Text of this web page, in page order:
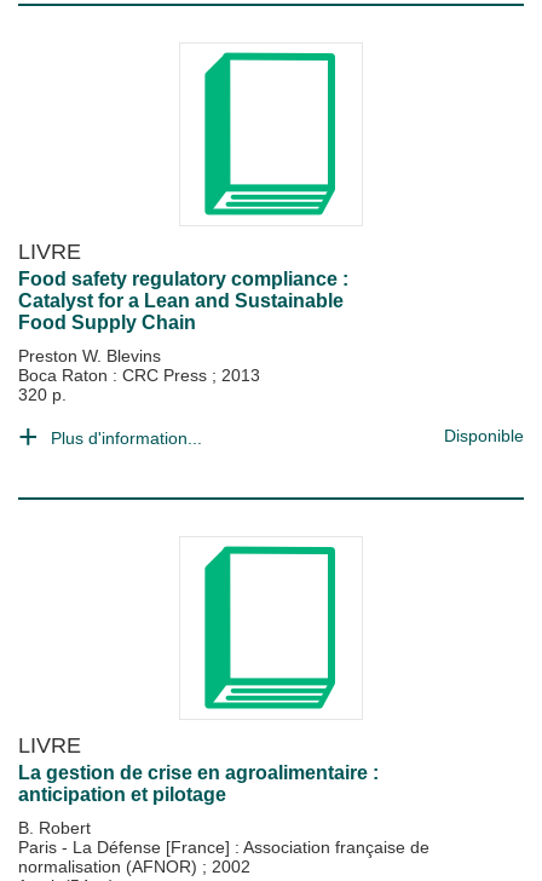
LIVRE
Food safety regulatory compliance :
Catalyst for a Lean and Sustainable
Food Supply Chain
Preston W. Blevins
Boca Raton : CRC Press ; 2013
320 p.
Plus d'information... Disponible
LIVRE
La gestion de crise en agroalimentaire :
anticipation et pilotage
B. Robert
Paris - La Défense [France] : Association française de
normalisation (AFNOR) ; 2002